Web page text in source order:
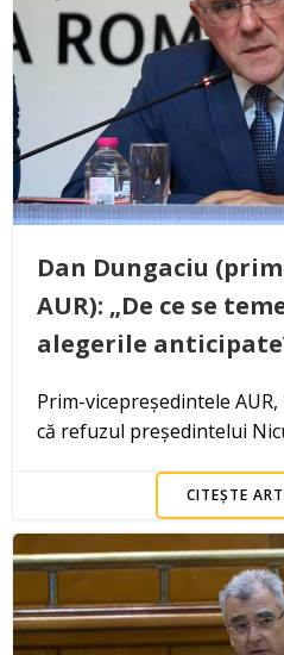
Dan Dungaciu
AUR): „De ce se
alegerile
Prim-vicepreședintele
că refuzul președintelui
CITEȘTE